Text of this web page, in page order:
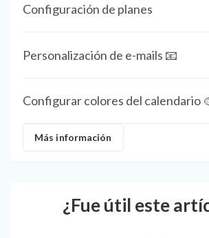
Configuración de planes
Personalización de e-mails 📧
Configurar colores del calendario
Más información
¿Fue útil este